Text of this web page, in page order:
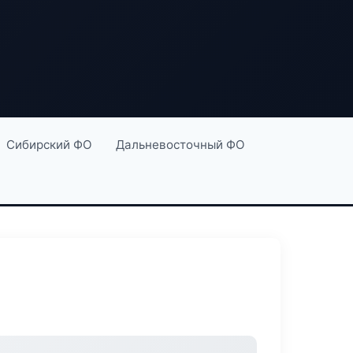
Сибирский ФО Дальневосточный ФО